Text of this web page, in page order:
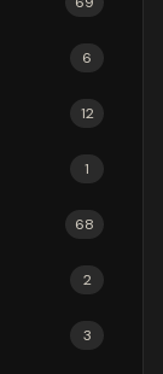
6
12
1
68
2
3